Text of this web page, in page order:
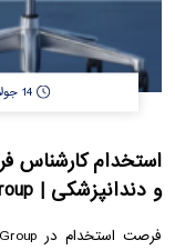
14 جولای 2026
استخدام کارشناس
و دندانپزشکی | RTI Group